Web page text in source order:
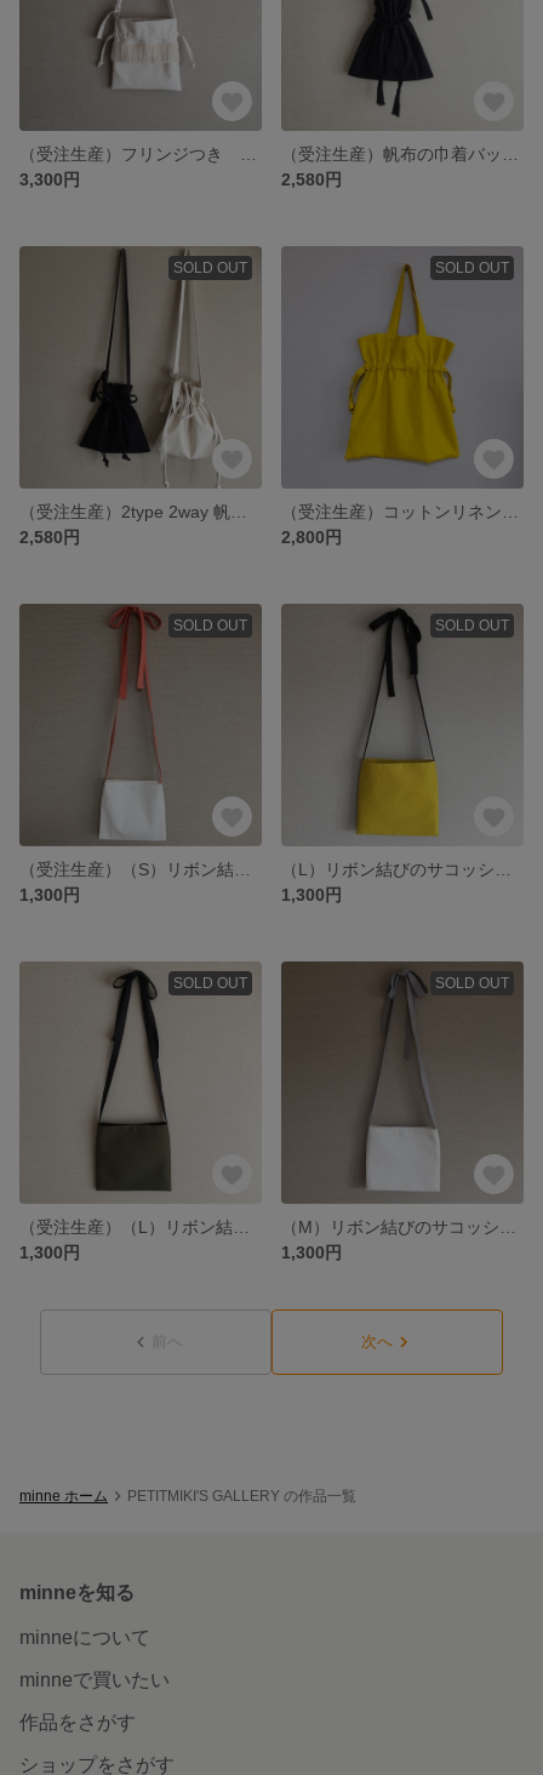
3,300円
2,580円
SOLD OUT
2,580円
SOLD OUT
2,800円
SOLD OUT
1,300円
SOLD OUT
1,300円
SOLD OUT
1,300円
SOLD OUT
1,300円
前へ 次へ
minne ホーム PETITMIKI'S GALLERY の作品一覧
minneを知る
minneについて
minneで買いたい
作品をさがす
ショップをさがす